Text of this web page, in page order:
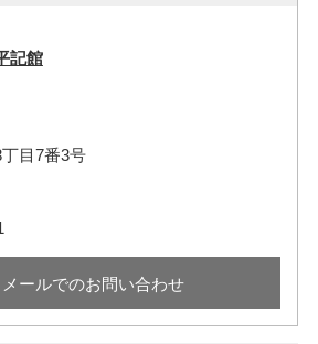
記館
目7番3号
メールでのお問い合わせ